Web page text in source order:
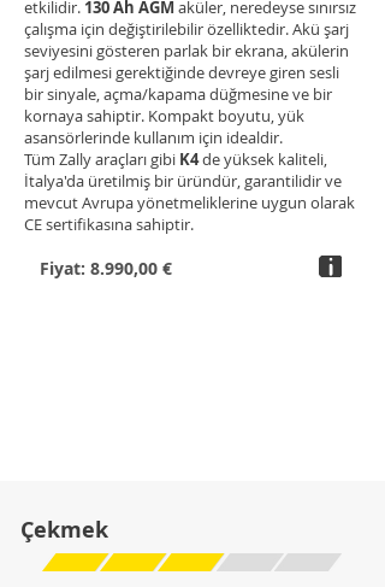
etkilidir. 130 Ah AGM aküler, neredeyse sınırsız
çalışma için değiştirilebilir özelliktedir. Akü şarj
seviyesini gösteren parlak bir ekrana, akülerin
şarj edilmesi gerektiğinde devreye giren sesli
bir sinyale, açma/kapama düğmesine ve bir
kornaya sahiptir. Kompakt boyutu, yük
asansörlerinde kullanım için idealdir.
Tüm Zally araçları gibi K4de yüksek kaliteli,
İtalya'da üretilmiş bir üründür, garantilidir ve
mevcut Avrupa yönetmeliklerine uygun olarak
CE sertifikasına sahiptir.
Fiyat: 8.990,00 €
Çekmek